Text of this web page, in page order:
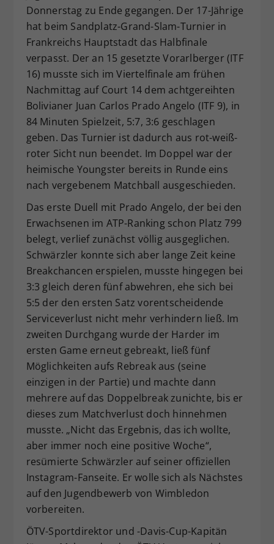
Donnerstag zu Ende gegangen. Der 17-Jährige
hat beim Sandplatz-Grand-Slam-Turnier in
Frankreichs Hauptstadt das Halbfinale
verpasst. Der an 15 gesetzte Vorarlberger (ITF
16) musste sich im Viertelfinale am frühen
Nachmittag auf Court 14 dem achtgereihten
Bolivianer Juan Carlos Prado Angelo (ITF 9), in
84 Minuten Spielzeit, 5:7, 3:6 geschlagen
geben. Das Turnier ist dadurch aus rot-weiß-
roter Sicht nun beendet. Im Doppel war der
heimische Youngster bereits in Runde eins
nach vergebenem Matchball ausgeschieden.
Das erste Duell mit Prado Angelo, der bei den
Erwachsenen im ATP-Ranking schon Platz 799
belegt, verlief zunächst völlig ausgeglichen.
Schwärzler konnte sich aber lange Zeit keine
Breakchancen erspielen, musste hingegen bei
3:3 gleich deren fünf abwehren, ehe sich bei
5:5 der den ersten Satz vorentscheidende
Serviceverlust nicht mehr verhindern ließ. Im
zweiten Durchgang wurde der Harder im
ersten Game erneut gebreakt, ließ fünf
Möglichkeiten aufs Rebreak aus (seine
einzigen in der Partie) und machte dann
mehrere auf das Doppelbreak zunichte, bis er
dieses zum Matchverlust doch hinnehmen
musste. „Nicht das Ergebnis, das ich wollte,
aber immer noch eine positive Woche“,
resümierte Schwärzler auf seiner offiziellen
Instagram-Fanseite. Er wolle sich als Nächstes
auf den Jugendbewerb von Wimbledon
vorbereiten.
ÖTV-Sportdirektor und -Davis-Cup-Kapitän
Zweck
Dieser Wert speichert Ihre Consent-
Einstellungen. Unter anderem eine
zufällig generierte ID, für die
historische Speicherung Ihrer
vorgenommen Einstellungen, falls der
hat.